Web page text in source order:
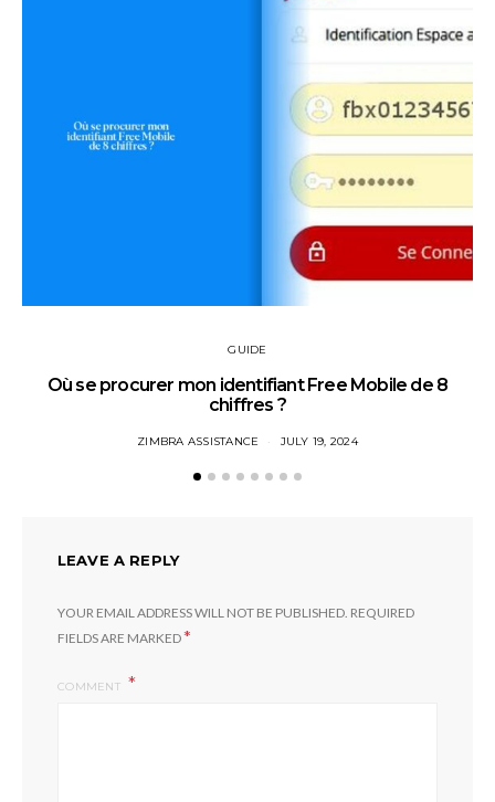
GUIDE
Où se procurer mon identifiant Free Mobile de 8
chiffres ?
ZIMBRA ASSISTANCE JULY 19, 2024
LEAVE A REPLY
YOUR EMAIL ADDRESS WILL NOT BE PUBLISHED. REQUIRED
FIELDS ARE MARKED*
COMMENT